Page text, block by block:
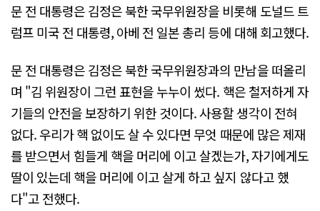
문 전 대통령은 김정은 북한 국무위원장을 비롯해 도널드 트
럼프 미국 전 대통령, 아베 전 일본 총리 등에 대해 회고했다.
문 전 대통령은 김정은 북한 국무위원장과의 만남을 떠올리
며 "김 위원장이 그런 표현을 누누이 썼다. 핵은 철저하게 자
기들의 안전을 보장하기 위한 것이다. 사용할 생각이 전혀
없다. 우리가 핵 없이도 살 수 있다면 무엇 때문에 많은 제재
를 받으면서 힘들게 핵을 머리에 이고 살겠는가, 자기에게도
딸이 있는데 핵을 머리에 이고 살게 하고 싶지 않다고 했
다"고 전했다.